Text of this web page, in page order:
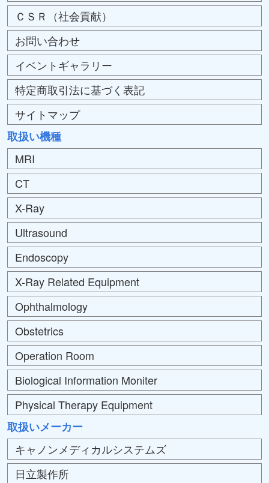
ＣＳＲ（社会貢献）
お問い合わせ
イベントギャラリー
特定商取引法に基づく表記
サイトマップ
取扱い機種
MRI
CT
X-Ray
Ultrasound
Endoscopy
X-Ray Related Equipment
Ophthalmology
Obstetrics
Operation Room
Biological Information Moniter
Physical Therapy Equipment
取扱いメーカー
キャノンメディカルシステムズ
日立製作所